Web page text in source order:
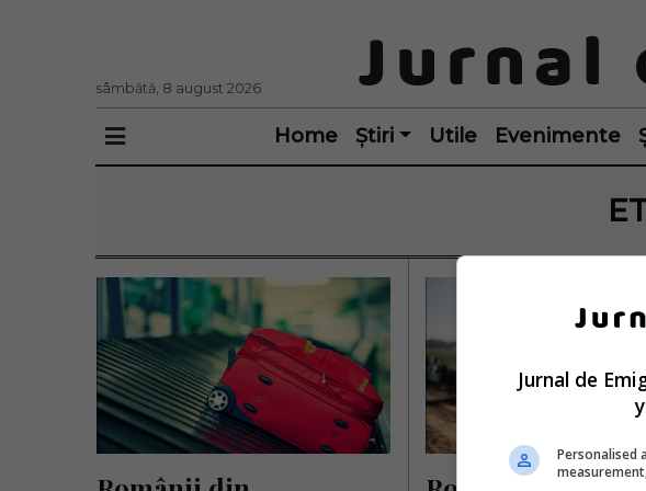
sâmbătă, 8 august 2026
Home Știri Utile Evenimente
Jurnal de
Personalised